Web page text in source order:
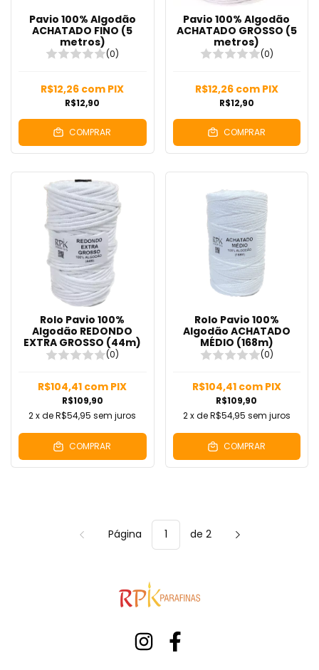
Pavio 100% Algodão
ACHATADO FINO (5
metros)
(0)
R$12,90
R$12,26 com PIX
COMPRAR
Pavio 100% Algodão
ACHATADO GROSSO (5
metros)
(0)
R$12,90
R$12,26 com PIX
COMPRAR
Rolo Pavio 100%
Algodão REDONDO
EXTRA GROSSO (44m)
(0)
R$109,90
R$104,41 com PIX
2x deR$54,95 sem juros
COMPRAR
Rolo Pavio 100%
Algodão ACHATADO
MÉDIO (168m)
(0)
R$109,90
R$104,41 com PIX
2x deR$54,95 sem juros
COMPRAR
Página de 2